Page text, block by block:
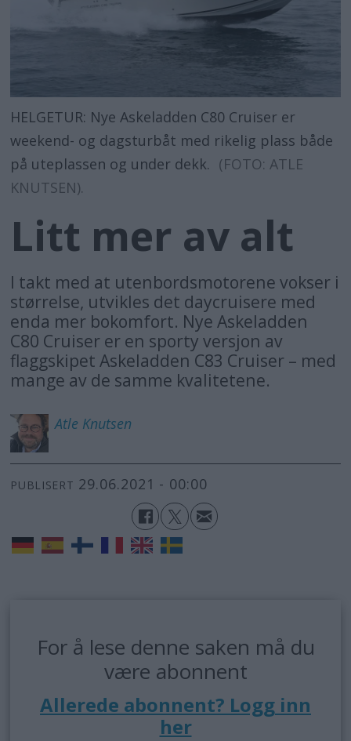
Logg inn
HELGETUR: Nye Askeladden C80 Cruiser er
weekend- og dagsturbåt med rikelig plass både
på uteplassen og under dekk. (FOTO: ATLE
KNUTSEN).
Litt mer av alt
I takt med at utenbordsmotorene vokser i
størrelse, utvikles det daycruisere med
enda mer bokomfort. Nye Askeladden
C80 Cruiser er en sporty versjon av
flaggskipet Askeladden C83 Cruiser – med
mange av de samme kvalitetene.
Atle Knutsen
PUBLISERT 29.06.2021 - 00:00
For å lese denne saken må du
være abonnent
Allerede abonnent? Logg inn
her